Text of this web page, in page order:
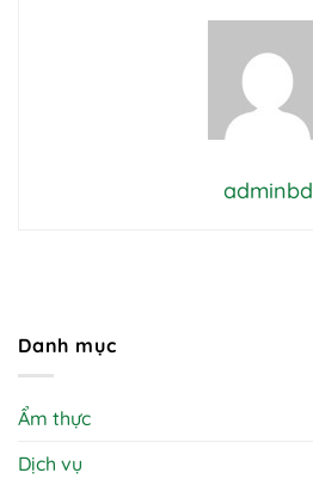
adminbd
Danh mục
Ẩm thực
Dịch vụ